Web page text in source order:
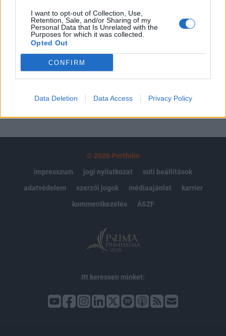
I want to opt-out of Collection, Use,
Retention, Sale, and/or Sharing of my
Personal Data that Is Unrelated with the
Purposes for which it was collected.
Opted Out
CONFIRM
Data Deletion Data Access Privacy Policy
kötéslistái
MÁR ELŐFIZETŐNK VAGY?BEJELENTKEZÉS
© 2026 Portfolio
impresszum
jogi nyilatkozat
süti beállítások
adatvédelem
szerzői jogok médiaajánlat
karrier
kommentkezelés
ÁSZF
Itt keressen minket: